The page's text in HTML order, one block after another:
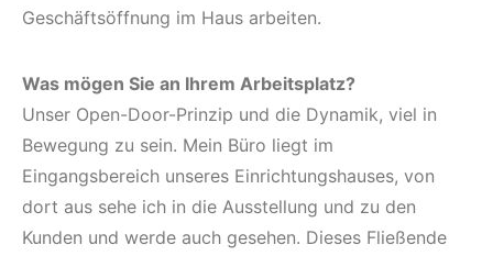
Geschäftsöffnung im Haus arbeiten.
Was mögen Sie an Ihrem Arbeitsplatz?
Unser Open-Door-Prinzip und die Dynamik, viel in
Bewegung zu sein. Mein Büro liegt im
Eingangsbereich unseres Einrichtungshauses, von
dort aus sehe ich in die Ausstellung und zu den
Kunden und werde auch gesehen. Dieses Fließende